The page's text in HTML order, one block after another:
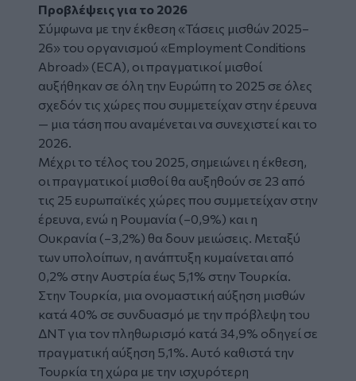
Προβλέψεις για το 2026
Σύμφωνα με την έκθεση «Τάσεις μισθών 2025–
26» του οργανισμού «Employment Conditions
Abroad» (ECA), οι πραγματικοί μισθοί
αυξήθηκαν σε όλη την Ευρώπη το 2025 σε όλες
σχεδόν τις χώρες που συμμετείχαν στην έρευνα
— μια τάση που αναμένεται να συνεχιστεί και το
2026.
Μέχρι το τέλος του 2025, σημειώνει η έκθεση,
οι πραγματικοί μισθοί θα αυξηθούν σε 23 από
τις 25 ευρωπαϊκές χώρες που συμμετείχαν στην
έρευνα, ενώ η Ρουμανία (–0,9%) και η
Ουκρανία (–3,2%) θα δουν μειώσεις. Μεταξύ
των υπολοίπων, η ανάπτυξη κυμαίνεται από
0,2% στην Αυστρία έως 5,1% στην Τουρκία.
Στην Τουρκία, μια ονομαστική αύξηση μισθών
κατά 40% σε συνδυασμό με την πρόβλεψη του
ΔΝΤ για τον πληθωρισμό κατά 34,9% οδηγεί σε
πραγματική αύξηση 5,1%. Αυτό καθιστά την
Τουρκία τη χώρα με την ισχυρότερη